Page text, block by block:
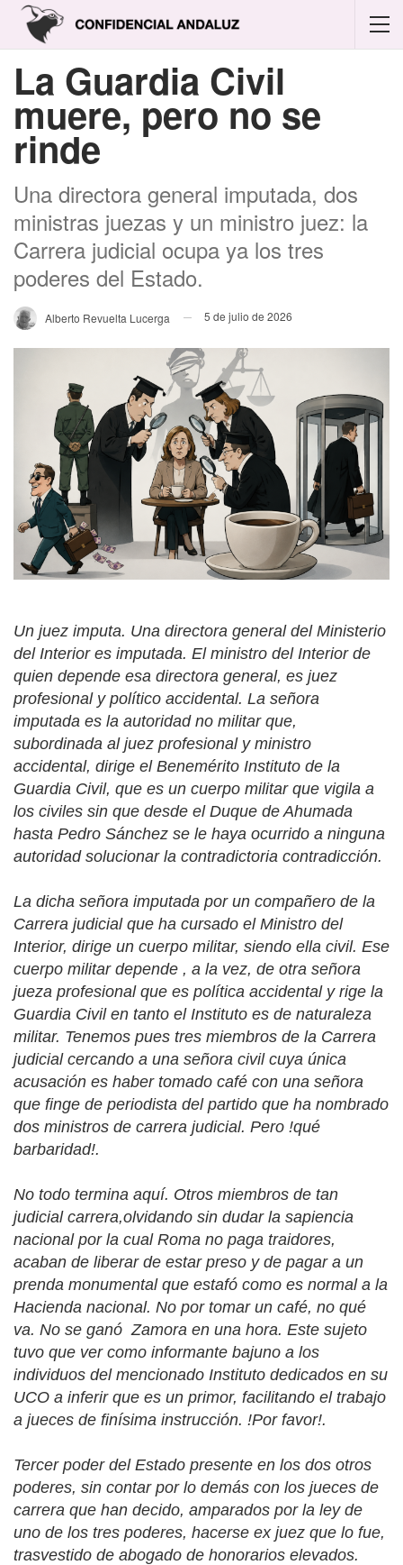
La Guardia Civil
muere, pero no se
rinde
Una directora general imputada, dos
ministras juezas y un ministro juez: la
Carrera judicial ocupa ya los tres
poderes del Estado.
Alberto Revuelta Lucerga 5 de julio de 2026
Un juez imputa. Una directora general del Ministerio
del Interior es imputada. El ministro del Interior de
quien depende esa directora general, es juez
profesional y político accidental. La señora
imputada es la autoridad no militar que,
subordinada al juez profesional y ministro
accidental, dirige el Benemérito Instituto de la
Guardia Civil, que es un cuerpo militar que vigila a
los civiles sin que desde el Duque de Ahumada
hasta Pedro Sánchez se le haya ocurrido a ninguna
autoridad solucionar la contradictoria contradicción.
La dicha señora imputada por un compañero de la
Carrera judicial que ha cursado el Ministro del
Interior, dirige un cuerpo militar, siendo ella civil. Ese
cuerpo militar depende , a la vez, de otra señora
jueza profesional que es política accidental y rige la
Guardia Civil en tanto el Instituto es de naturaleza
militar. Tenemos pues tres miembros de la Carrera
judicial cercando a una señora civil cuya única
acusación es haber tomado café con una señora
que finge de periodista del partido que ha nombrado
dos ministros de carrera judicial. Pero !qué
barbaridad!.
No todo termina aquí. Otros miembros de tan
judicial carrera,olvidando sin dudar la sapiencia
nacional por la cual Roma no paga traidores,
acaban de liberar de estar preso y de pagar a un
prenda monumental que estafó como es normal a la
Hacienda nacional. No por tomar un café, no qué
va. No se ganó Zamora en una hora. Este sujeto
tuvo que ver como informante bajuno a los
individuos del mencionado Instituto dedicados en su
UCO a inferir que es un primor, facilitando el trabajo
a jueces de finísima instrucción. !Por favor!.
Tercer poder del Estado presente en los dos otros
poderes, sin contar por lo demás con los jueces de
carrera que han decido, amparados por la ley de
uno de los tres poderes, hacerse ex juez que lo fue,
trasvestido de abogado de honorarios elevados.